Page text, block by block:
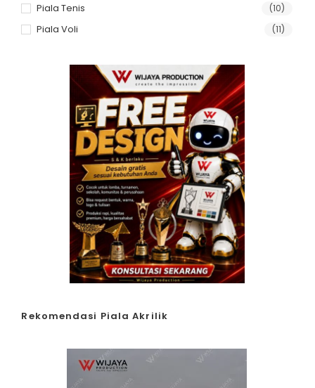
Piala Tenis (10)
Piala Voli (11)
Rekomendasi Piala Akrilik